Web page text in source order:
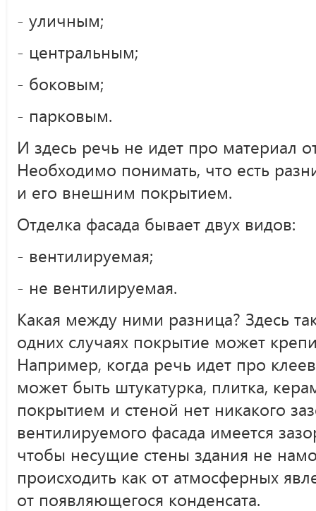
- уличным;
- центральным;
- боковым;
- парковым.
И здесь речь не идет про материал
Необходимо понимать, что есть
и его внешним покрытием.
Отделка фасада бывает двух видов:
- вентилируемая;
- не вентилируемая.
Какая между ними разница? Здесь
одних случаях покрытие может
Например, когда речь идет про
может быть штукатурка, плитка,
покрытием и стеной нет никакого
вентилируемого фасада имеется
чтобы несущие стены здания не
происходить как от атмосферных
от появляющегося конденсата.